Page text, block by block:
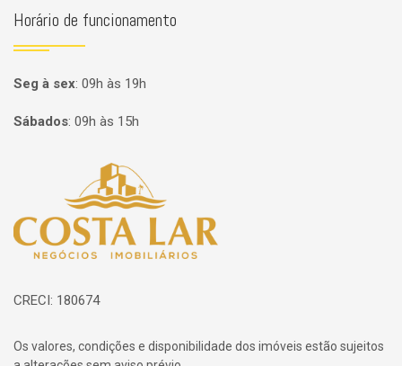
Horário de funcionamento
Seg à sex: 09h às 19h
Sábados: 09h às 15h
Página inicial
CRECI: 180674
Os valores, condições e disponibilidade dos imóveis estão sujeitos